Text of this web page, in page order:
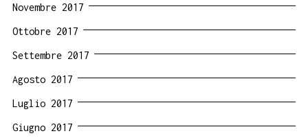
Novembre 2017
Ottobre 2017
Settembre 2017
Agosto 2017
Luglio 2017
Giugno 2017